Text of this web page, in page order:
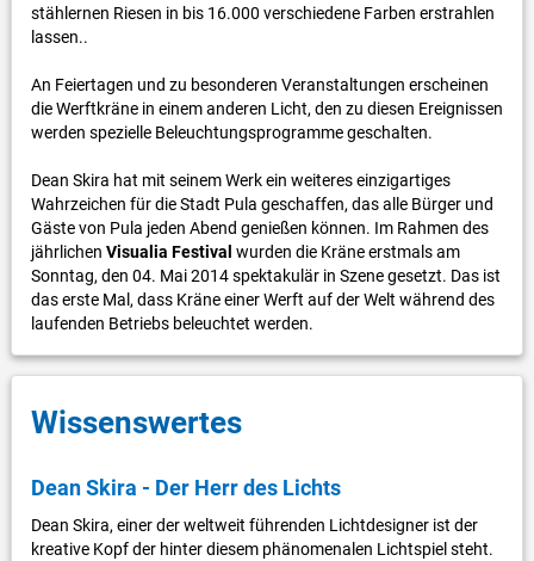
stählernen Riesen in bis 16.000 verschiedene Farben erstrahlen
lassen..
An Feiertagen und zu besonderen Veranstaltungen erscheinen
die Werftkräne in einem anderen Licht, den zu diesen Ereignissen
werden spezielle Beleuchtungsprogramme geschalten.
Dean Skira hat mit seinem Werk ein weiteres einzigartiges
Wahrzeichen für die Stadt Pula geschaffen, das alle Bürger und
Gäste von Pula jeden Abend genießen können. Im Rahmen des
jährlichen Visualia Festival wurden die Kräne erstmals am
Sonntag, den 04. Mai 2014 spektakulär in Szene gesetzt. Das ist
das erste Mal, dass Kräne einer Werft auf der Welt während des
laufenden Betriebs beleuchtet werden.
Wissenswertes
Dean Skira - Der Herr des Lichts
Dean Skira, einer der weltweit führenden Lichtdesigner ist der
kreative Kopf der hinter diesem phänomenalen Lichtspiel steht.